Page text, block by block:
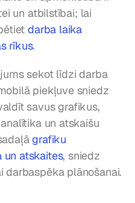
un atbilstībai; lai
darba laika
rīkus.
sekot līdzi darba
piekļuve sniedz
savus grafikus,
un atskaišu
grafiku
un atskaites, sniedz
plānošanai.